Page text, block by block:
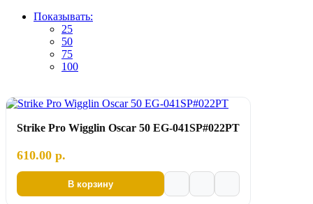
Показывать:
25
50
75
100
Strike Pro Wigglin Oscar 50 EG-041SP#022PT
610.00 р.
В корзину